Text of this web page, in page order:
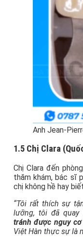
Anh Jean-
1.5 Chị Clara
Chị Clara đến
thăm khám, bác sĩ
chị không hề hay
“Tôi rất thích sự
lưỡng, tôi đã
tránh được nguy
Việt Hàn thực sự là